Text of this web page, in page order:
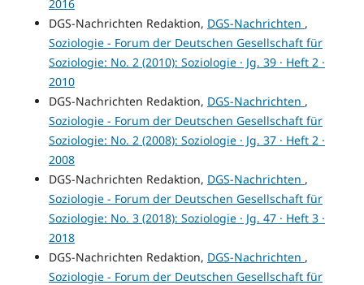
2016
DGS-Nachrichten Redaktion, DGS-Nachrichten ,
Soziologie - Forum der Deutschen Gesellschaft für
Soziologie: No. 2 (2010): Soziologie · Jg. 39 · Heft 2 ·
2010
DGS-Nachrichten Redaktion, DGS-Nachrichten ,
Soziologie - Forum der Deutschen Gesellschaft für
Soziologie: No. 2 (2008): Soziologie · Jg. 37 · Heft 2 ·
2008
DGS-Nachrichten Redaktion, DGS-Nachrichten ,
Soziologie - Forum der Deutschen Gesellschaft für
Soziologie: No. 3 (2018): Soziologie · Jg. 47 · Heft 3 ·
2018
DGS-Nachrichten Redaktion, DGS-Nachrichten ,
Soziologie - Forum der Deutschen Gesellschaft für